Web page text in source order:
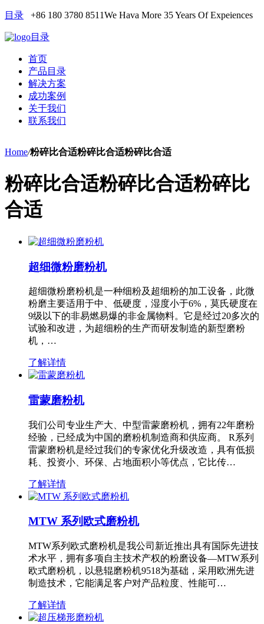
目录 +86 180 3780 8511We Hava More 35 Years Of Expeiences
目录
首页
产品目录
解决方案
成功案例
关于我们
联系我们
Home/粉碎比合适粉碎比合适粉碎比合适
粉碎比合适粉碎比合适粉碎比
合适
超细微粉磨粉机
超细微粉磨粉机是一种细粉及超细粉的加工设备，此微
粉磨主要适用于中、低硬度，湿度小于6%，莫氏硬度在
9级以下的非易燃易爆的非金属物料。它是经过20多次的
试验和改进，为超细粉的生产而研发制造的新型磨粉
机，…
了解详情
雷蒙磨粉机
我们公司专业生产大、中型雷蒙磨粉机，拥有22年磨粉
经验，已经成为中国的磨粉机制造商和供应商。 R系列
雷蒙磨粉机是经过我们的专家优化升级改造，具有低损
耗、投资小、环保、占地面积小等优点，它比传…
了解详情
MTW 系列欧式磨粉机
MTW系列欧式磨粉机是我公司新近推出具有国际先进技
术水平，拥有多项自主技术产权的粉磨设备—MTW系列
欧式磨粉机，以悬辊磨粉机9518为基础，采用欧洲先进
制造技术，它能满足客户对产品粒度、性能可…
了解详情